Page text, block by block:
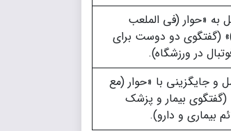
به «حوار (في الملعب
(گفتگوی دو دوست برای
در ورزشگاه).
و جایگزینی با «حوار (مع
(گفتگوی بیمار و پزشک
بیماری و دارو).